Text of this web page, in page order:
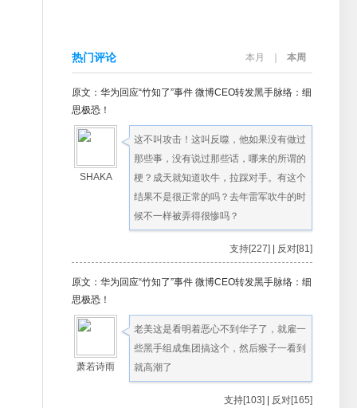
热门评论 本月 本周
原文：华为回应“竹知了”事件 微博CEO转发黑手脉络：细
思极恐！
SHAKA
这不叫攻击！这叫反噬，他如果没有做过
那些事，没有说过那些话，哪来的所谓的
梗？成天就知道吹牛，拉踩对手。有这个
结果不是很正常的吗？去年雷军吹牛的时
候不一样被弄得很惨吗？
支持[227] 反对[81]
原文：华为回应“竹知了”事件 微博CEO转发黑手脉络：细
思极恐！
萧若诗雨
老美这是看明着恶心不到华子了，就雇一
些黑手组成集团搞这个，然后猴子一看到
就高潮了
支持[103] 反对[165]